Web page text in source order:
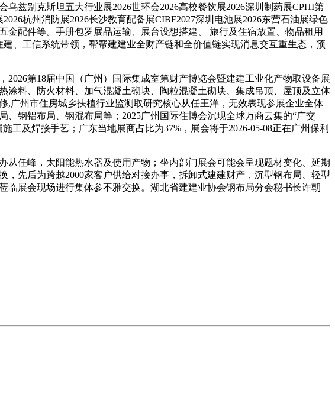
乌兹别克斯坦五大行业展2026世环会2026高校餐饮展2026深圳制药展CPHI第
杭州消防展2026长沙教育配备展CIBF2027深圳电池展2026东营石油展绿色
配件等。手册包罗展品运输、展台设想搭建、 旅行及住宿放置、物品租用
、工信系统带领，帮帮建建业全财产链和全价值链实现消息交互重生态，预
第18届中国（广州）国际集成室第财产博览会暨建建工业化产物取设备展
涂料、防火材料、加气混凝土砌块、陶粒混凝土砌块、集成吊顶、屋顶及立体
广州市住房城乡扶植行业监测取研究核心从任王洋，无效表现参展企业全体
钢铝布局、钢混布局等；2025广州国际住博会沉现全球万商云集的“广交
及焊接手艺；广东当地展商占比为37%，展会将于2026-05-08正在广州保利
任峰，太阳能热水器及使用产物；坐内部门展会可能会呈现题材变化、延期
先后为跨越2000家客户供给对接办事，拆卸式建建财产，沉型钢布局、轻型
展会现场进行集体参不雅交换。湖北省建建业协会钢布局分会秘书长许朝